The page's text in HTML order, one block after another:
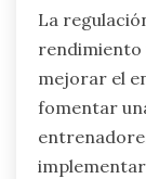
La
rendimiento
mejorar el
fomentar